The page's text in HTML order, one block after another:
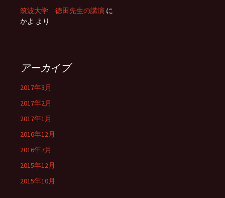
筑波大学 徳田先生の講演 に
かよ より
アーカイブ
2017年3月
2017年2月
2017年1月
2016年12月
2016年7月
2015年12月
2015年10月